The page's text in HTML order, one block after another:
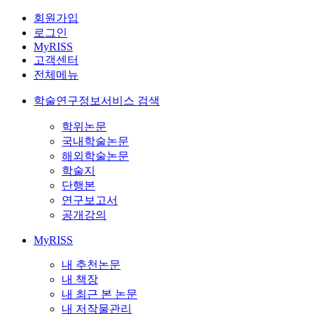
회원가입
로그인
MyRISS
고객센터
전체메뉴
학술연구정보서비스 검색
학위논문
국내학술논문
해외학술논문
학술지
단행본
연구보고서
공개강의
MyRISS
내 추천논문
내 책장
내 최근 본 논문
내 저작물관리